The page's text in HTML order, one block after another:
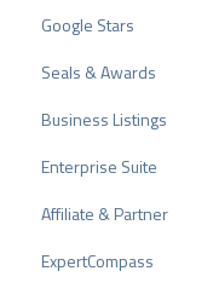
Reviews
Surveys
Other Rating Sources
Share Reviews
Bad Reviews
Arbitration Procedure
Google Stars
Rich Snippet
Seals & Awards
PRO Seal
Rating Seals
Awards
Business Listings
Enterprise Suite
Affiliate & Partner
Partner Program
ExpertCompass